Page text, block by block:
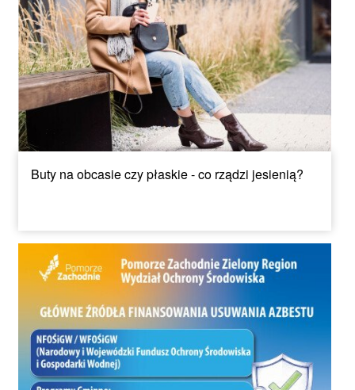
Buty na obcasie czy płaskie - co rządzi jesienią?